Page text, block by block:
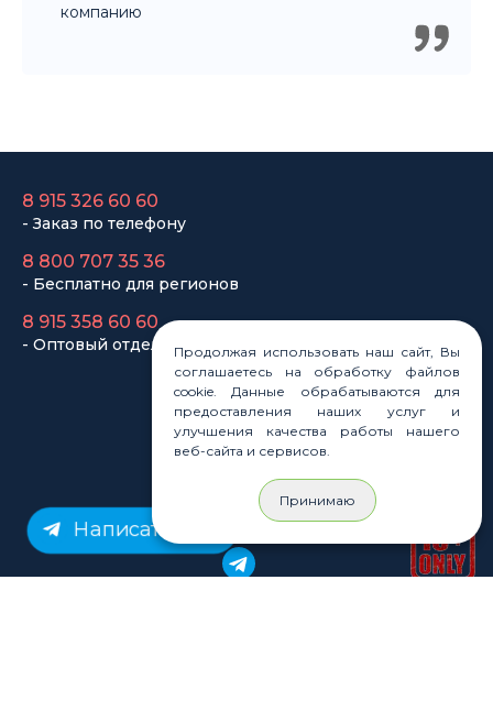
компанию
8 915 326 60 60
- Заказ по телефону
8 800 707 35 36
- Бесплатно для регионов
8 915 358 60 60
- Оптовый отдел
Законы
Статьи
Новости
Карта сайта
Написать нам
Продолжая использовать наш сайт, Вы
соглашаетесь на обработку файлов
cookie. Данные обрабатываются для
предоставления наших услуг и
улучшения качества работы нашего
веб-сайта и сервисов.
Принимаю